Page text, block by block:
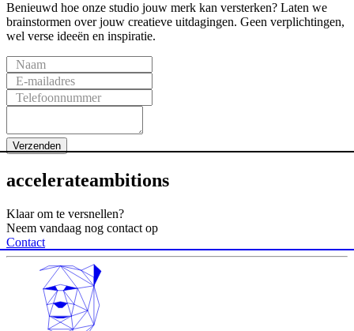
Benieuwd hoe onze studio jouw merk kan versterken? Laten we
brainstormen over jouw creatieve uitdagingen. Geen verplichtingen,
wel verse ideeën en inspiratie.
Naam
E-mailadres
Telefoonnummer
Verzenden
accelerateambitions
Klaar om te versnellen?
Neem vandaag nog contact op
Contact